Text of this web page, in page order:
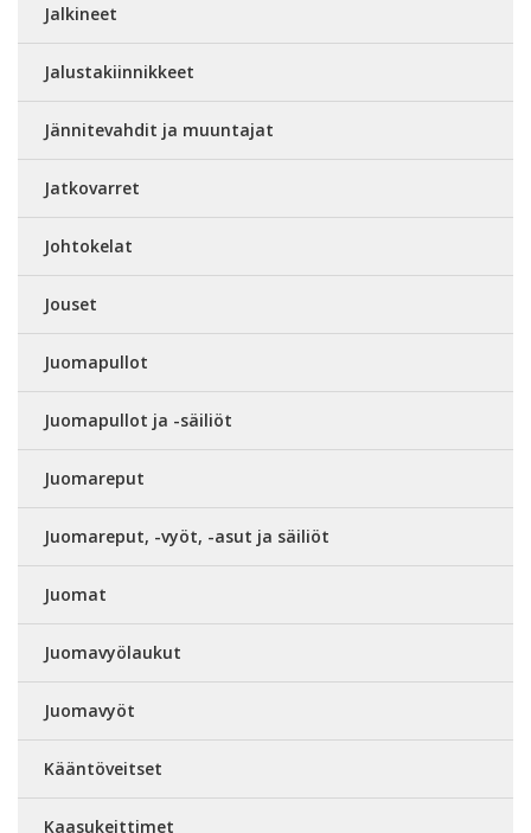
Jalkineet
Jalustakiinnikkeet
Jännitevahdit ja muuntajat
Jatkovarret
Johtokelat
Jouset
Juomapullot
Juomapullot ja -säiliöt
Juomareput
Juomareput, -vyöt, -asut ja säiliöt
Juomat
Juomavyölaukut
Juomavyöt
Kääntöveitset
Kaasukeittimet